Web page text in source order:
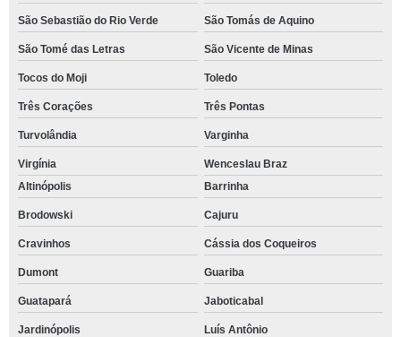
São Sebastião do Rio Verde São Tomás de Aquino
São Tomé das Letras São Vicente de Minas
Tocos do Moji Toledo
Três Corações Três Pontas
Turvolândia Varginha
Virgínia
Wenceslau Braz
Altinópolis
Barrinha
Brodowski Cajuru
Cravinhos Cássia dos Coqueiros
Dumont Guariba
Guatapará Jaboticabal
Jardinópolis Luís Antônio